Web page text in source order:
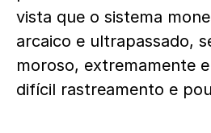
vista que o sistema
arcaico e ultrapassado,
moroso, extremamente
difícil rastreamento e